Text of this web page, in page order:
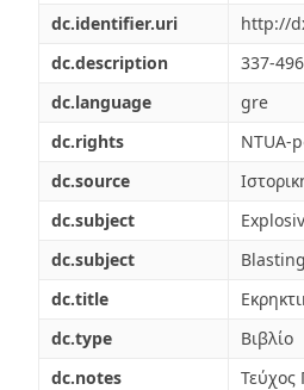
dc.identifier.uri
http://
dc.description
337-
dc.language
gre
dc.rights
NTUA-
dc.source
dc.subject
dc.subject
dc.title
dc.type
Βιβλίο
dc.notes
Τεύχος